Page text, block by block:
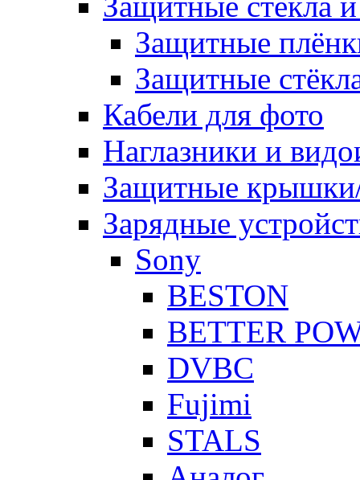
Защитные
Защитные
Кабели для фото
Наглазники и
Защитные
Зарядные
Sony
BESTON
BETTER
DVBC
Fujimi
STALS